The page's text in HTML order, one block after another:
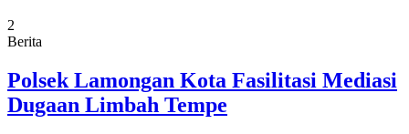
2
Berita
Polsek Lamongan Kota Fasilitasi Mediasi
Dugaan Limbah Tempe